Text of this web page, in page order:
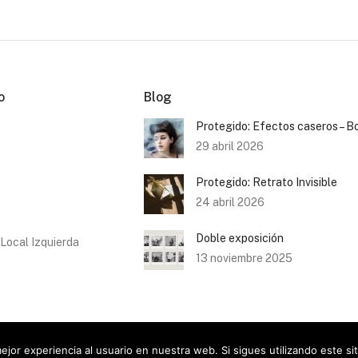
Izquierda
Blog
Protegido: Efectos caseros –
29 abril 2026
Protegido: Retrato Invisible
24 abril 2026
Doble exposición
13 noviembre 2025
- Mai Ibargüen 2026
experiencia al usuario en nuestra web. Si sigues utilizando este